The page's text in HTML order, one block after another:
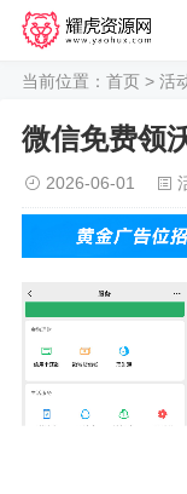
当前位置： 首页 > 活
微信免费领
2026-06-01